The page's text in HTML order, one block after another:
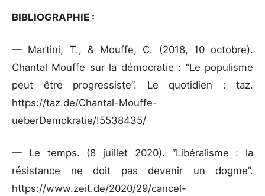
BIBLIOGRAPHIE :
— Martini, T., & Mouffe, C. (2018, 10 octobre).
Chantal Mouffe sur la démocratie : “Le populisme
peut être progressiste”. Le quotidien : taz.
https://taz.de/Chantal-Mouffe-
ueberDemokratie/!5538435/
— Le temps. (8 juillet 2020). “Libéralisme : la
résistance ne doit pas devenir un dogme”.
https://www.zeit.de/2020/29/cancel-